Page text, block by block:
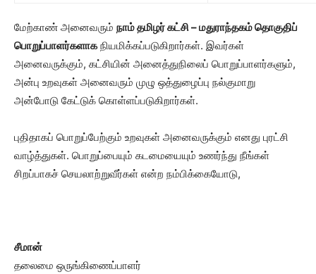
மேற்காண் அனைவரும் நாம் தமிழர் கட்சி – மதுராந்தகம் தொகுதிப்
பொறுப்பாளர்களாகநியமிக்கப்படுகிறார்கள். இவர்கள்
அனைவருக்கும், கட்சியின் அனைத்துநிலைப் பொறுப்பாளர்களும்,
அன்பு உறவுகள் அனைவரும் முழு ஒத்துழைப்பு நல்குமாறு
அன்போடு கேட்டுக் கொள்ளப்படுகிறார்கள்.
புதிதாகப் பொறுப்பேற்கும் உறவுகள் அனைவருக்கும் எனது புரட்சி
வாழ்த்துகள். பொறுப்பையும் கடமையையும் உணர்ந்து நீங்கள்
சிறப்பாகச் செயலாற்றுவீர்கள் என்ற நம்பிக்கையோடு,
சீமான்
தலைமை ஒருங்கிணைப்பாளர்